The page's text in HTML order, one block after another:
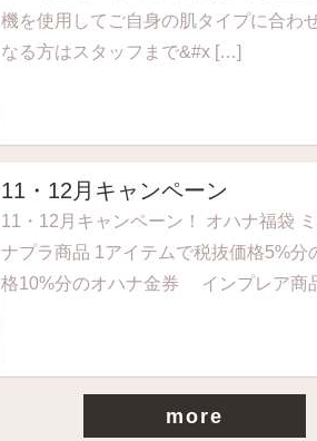
機を使用してご自身の肌タイプに合わ
なる方はスタッフまで&#x […]
11・12月キャンペーン
11・12月キャンペーン！ オハナ福袋
ナプラ商品 1アイテムで税抜価格5%分
格10%分のオハナ金券 インプレア商
more